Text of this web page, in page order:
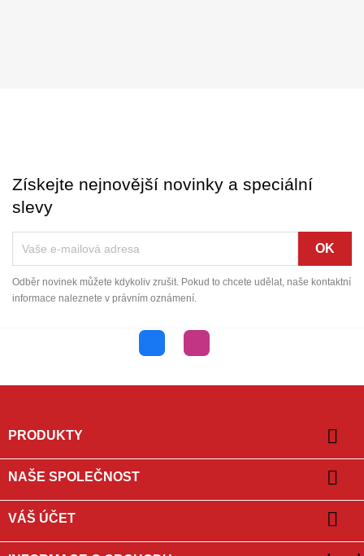
Získejte nejnovější novinky a speciální
slevy
Odběr novinek můžete kdykoliv zrušit. Pokud to chcete udělat, naše kontaktní
informace naleznete v právním oznámení.
Facebook
PRODUKTY 
NAŠE SPOLEČNOST 
VÁŠ ÚČET 